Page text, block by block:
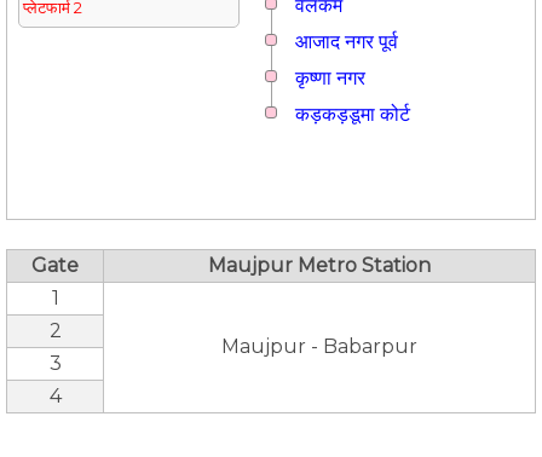
प्लेटफार्म 2
वेलकम
आजाद नगर पूर्व
कृष्णा नगर
कड़कड़डूमा कोर्ट
Gate
Maujpur Metro Station
1
Maujpur - Babarpur
2
3
4